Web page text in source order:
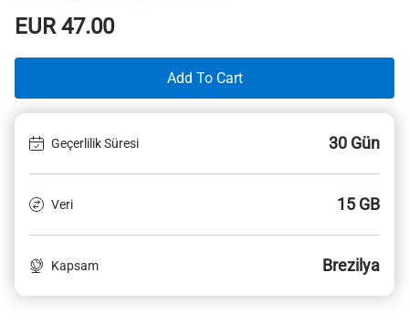
EUR47.00
Add To Cart
Geçerlilik Süresi 30 Gün
Veri 15 GB
Kapsam Brezilya